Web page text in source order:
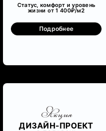
Статус, комфорт и уровень
жизни от 1 400₽/м2
Подробнее
Акция
ДИЗАЙН-ПРОЕКТ